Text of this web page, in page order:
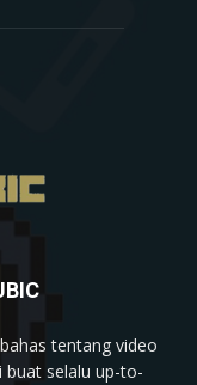
tentang video
buat selalu up-to-